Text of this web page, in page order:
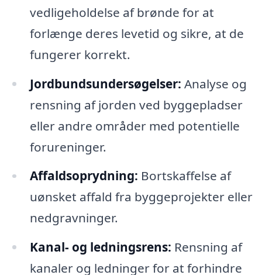
vedligeholdelse af brønde for at
forlænge deres levetid og sikre, at de
fungerer korrekt.
Jordbundsundersøgelser: Analyse og
rensning af jorden ved byggepladser
eller andre områder med potentielle
forureninger.
Affaldsoprydning: Bortskaffelse af
uønsket affald fra byggeprojekter eller
nedgravninger.
Kanal- og ledningsrens: Rensning af
kanaler og ledninger for at forhindre